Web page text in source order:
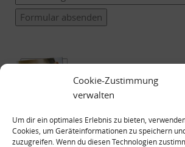
Cookie-Zustimmung
verwalten
Um dir ein optimales Erlebnis zu bieten,
Cookies, um Geräteinformationen zu speichern
zuzugreifen. Wenn du diesen Technologien
Formular absenden